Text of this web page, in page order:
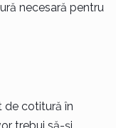
necesară pentru
de cotitură în